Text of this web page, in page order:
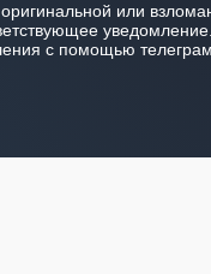
или
с помощью